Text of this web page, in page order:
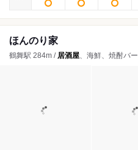
ほんのり家
鶴舞駅 284m / 居酒屋、海鮮、焼酎バー